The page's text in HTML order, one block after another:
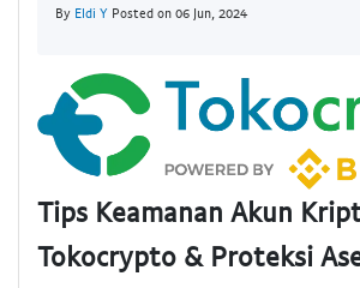
By Eldi Y Posted on 06 Jun, 2024
Tips Keamanan Akun
Tokocrypto & Proteksi